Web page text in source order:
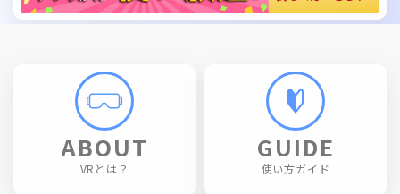
ABOUT
VRとは？
GUIDE
使い方ガイド